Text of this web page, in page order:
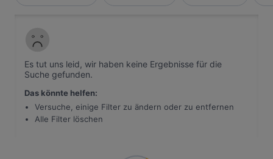
Es tut uns leid, wir haben keine Ergebnisse für die
Suche gefunden.
Das könnte helfen:
Versuche, einige Filter zu ändern oder zu entfernen
Alle Filter löschen